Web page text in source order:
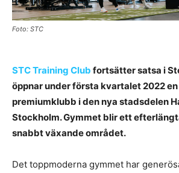
Foto: STC
STC Training Club fortsätter satsa i
öppnar under första kvartalet 2022 en
premiumklubb i den nya stadsdelen
Stockholm. Gymmet blir ett
snabbt växande området.
Det toppmoderna gymmet har